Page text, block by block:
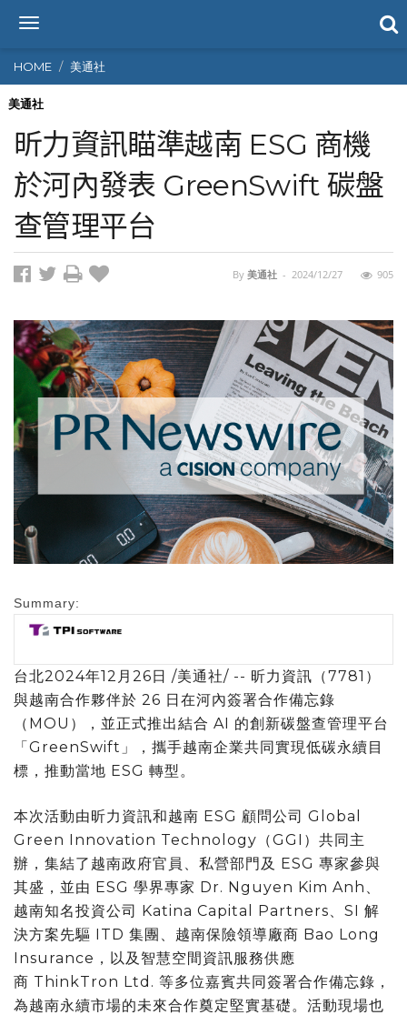
T
g
g
l
n
a
v
i
g
a
t
HOME 美通社
美通社
昕力資訊瞄準越南 ESG 商機
於河內發表 GreenSwift 碳盤
查管理平台
By 美通社 - 2024/12/27 905
Summary:
台北2024年12月26日 /美通社/ -- 昕力 資訊 （7781）
與越南合作夥伴於 26 日在河內簽署合作備忘錄
（MOU），並正式推出結合 AI 的創新碳盤查管理平台
「GreenSwift」，攜手越南企業共同實現低碳永續目
標，推動當地 ESG 轉型。
本次活動由昕力資訊和越南 ESG 顧問公司 Global
Green Innovation Technology（GGI）共同主
辦，集結了越南政府官員、私營部門及 ESG 專家參與
其盛，並由 ESG 學界專家 Dr. Nguyen Kim Anh、
越南知名投資公司 Katina Capital Partners、SI 解
決方案先驅 ITD 集團、越南保險領導廠商 Bao Long
Insurance，以及智慧空間資訊服務供應
商 ThinkTron Ltd. 等多位嘉賓共同簽署合作備忘錄，
為越南永續市場的未來合作奠定堅實基礎。活動現場也